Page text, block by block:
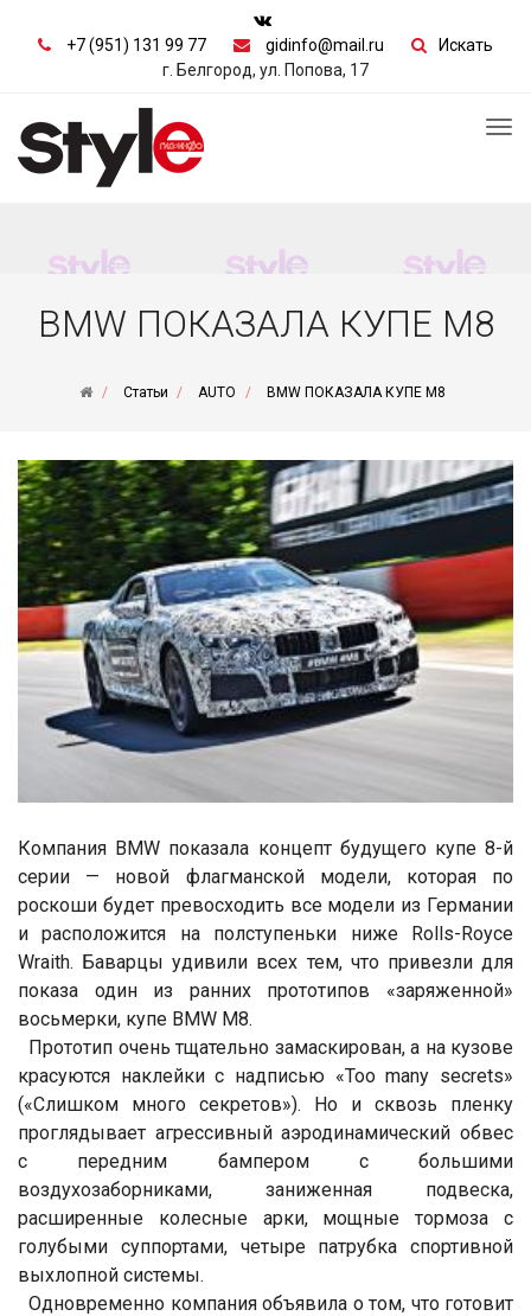
+7 (951) 131 99 77 gidinfo@mail.ru
Искать
г. Белгород, ул. Попова, 17
BMW ПОКАЗАЛА КУПЕ M8
Статьи AUTO BMW ПОКАЗАЛА КУПЕ M8
Компания BMW показала концепт будущего купе 8-й
серии — новой флагманской модели, которая по
роскоши будет превосходить все модели из Германии
и расположится на полступеньки ниже Rolls-Royce
Wraith. Баварцы удивили всех тем, что привезли для
показа один из ранних прототипов «заряженной»
восьмерки, купе BMW M8.
Прототип очень тщательно замаскирован, а на кузове
красуются наклейки с надписью «Too many secrets»
(«Слишком много секретов»). Но и сквозь пленку
проглядывает агрессивный аэродинамический обвес
с передним бампером с большими
воздухозаборниками, заниженная подвеска,
расширенные колесные арки, мощные тормоза с
голубыми суппортами, четыре патрубка спортивной
выхлопной системы.
Одновременно компания объявила о том, что готовит